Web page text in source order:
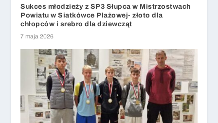
Sukces młodzieży z SP3 Słupca w Mistrzostwach
Powiatu w Siatkówce Plażowej- złoto dla
chłopców i srebro dla dziewcząt
7 maja 2026